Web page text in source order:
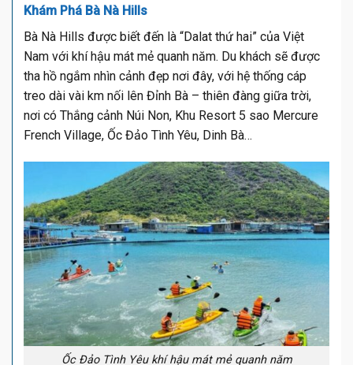
Khám Phá Bà Nà Hills
Bà Nà Hills được biết đến là “Dalat thứ hai” của Việt
Nam với khí hậu mát mẻ quanh năm. Du khách sẽ được
tha hồ ngắm nhìn cảnh đẹp nơi đây, với hệ thống cáp
treo dài vài km nối lên Đỉnh Bà – thiên đàng giữa trời,
nơi có Thắng cảnh Núi Non, Khu Resort 5 sao Mercure
French Village, Ốc Đảo Tình Yêu, Dinh Bà…
Ốc Đảo Tình Yêu khí hậu mát mẻ quanh năm